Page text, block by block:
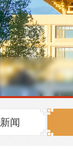
全部资源
全部资源
多媒体资源
新闻